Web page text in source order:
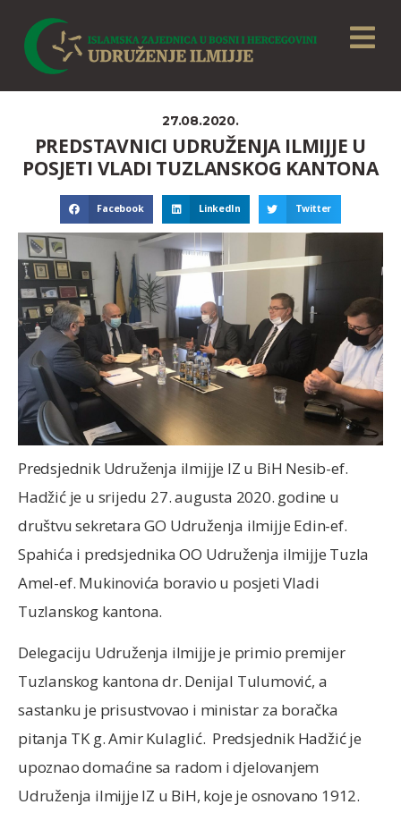
27.08.2020.
PREDSTAVNICI UDRUŽENJA ILMIJJE U
POSJETI VLADI TUZLANSKOG KANTONA
Facebook LinkedIn Twitter
Predsjednik Udruženja ilmijje IZ u BiH Nesib-ef.
Hadžić je u srijedu 27. augusta 2020. godine u
društvu sekretara GO Udruženja ilmijje Edin-ef.
Spahića i predsjednika OO Udruženja ilmijje Tuzla
Amel-ef. Mukinovića boravio u posjeti Vladi
Tuzlanskog kantona.
Delegaciju Udruženja ilmijje je primio premijer
Tuzlanskog kantona dr. Denijal Tulumović, a
sastanku je prisustvovao i ministar za boračka
pitanja TK g. Amir Kulaglić. Predsjednik Hadžić je
upoznao domaćine sa radom i djelovanjem
Udruženja ilmijje IZ u BiH, koje je osnovano 1912.